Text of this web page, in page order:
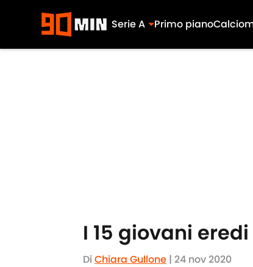
Serie A Primo piano
I 15 giovani
Di Chiara Gullone | 24 nov 2020